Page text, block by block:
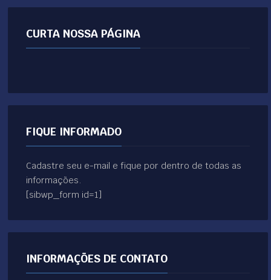
CURTA NOSSA PÁGINA
FIQUE INFORMADO
Cadastre seu e-mail e fique por dentro de todas as
informações.
[sibwp_form id=1]
INFORMAÇÕES DE CONTATO